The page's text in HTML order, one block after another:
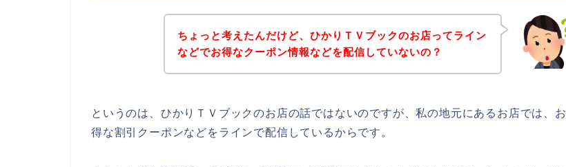
ちょっと考えたんだけど、ひかりＴＶブックのお店ってライン
などでお得なクーポン情報などを配信していないの？
というのは、ひかりＴＶブックのお店の話ではないのですが、私の地元にあるお店では、お
得な割引クーポンなどをラインで配信しているからです。